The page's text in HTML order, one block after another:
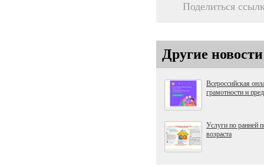
Поделиться
Другие
Всероссийская
грамотности и
Услуги по ранней
возраста